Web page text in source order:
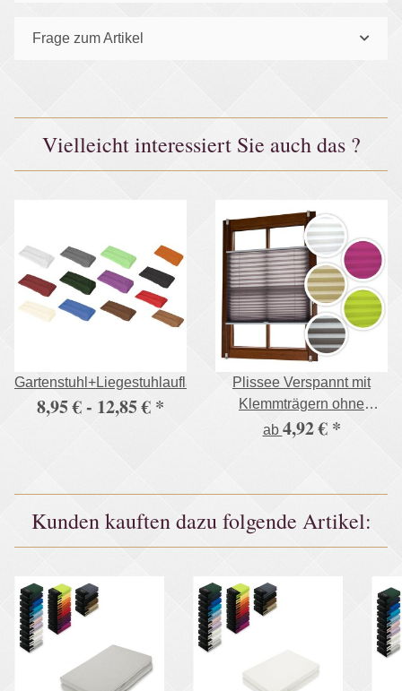
Frage zum Artikel
Vielleicht interessiert Sie auch das ?
Gartenstuhl+Liegestuhlauflage,500g/m²
8,95 € - 12,85 € *
Plissee Verspannt mit
Klemmträgern ohne
Bohren Faltrollo
ab 4,92 € *
Kunden kauften dazu folgende Artikel: